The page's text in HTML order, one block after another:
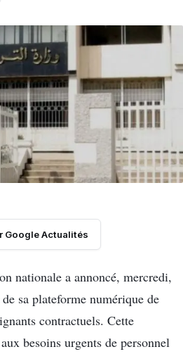
Google Actualités
nationale a annoncé, mercredi,
sa plateforme numérique de
contractuels. Cette
besoins urgents de personnel